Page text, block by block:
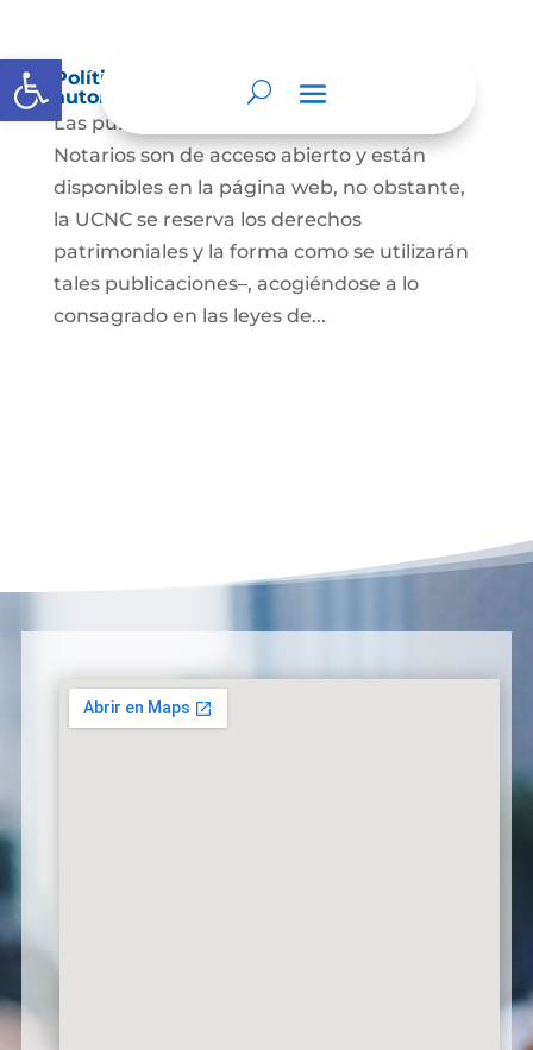
Abrir barra de herramientas
Política de derechos de autor y/o
autorización de uso sobre los contenidos
Las publicaciones de la UCNC y de los
Notarios son de acceso abierto y están
disponibles en la página web, no obstante,
la UCNC se reserva los derechos
patrimoniales y la forma como se utilizarán
tales publicaciones–, acogiéndose a lo
consagrado en las leyes de...